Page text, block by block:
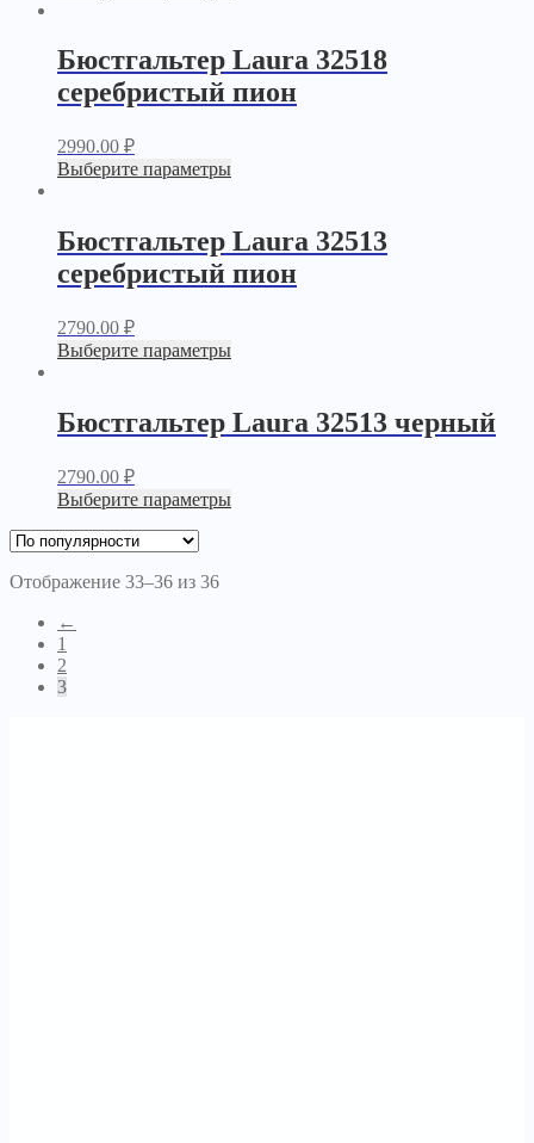
Бюстгальтер Laura 32518
серебристый пион
2990.00 ₽
Выберите параметры
Бюстгальтер Laura 32513
серебристый пион
2790.00 ₽
Выберите параметры
Бюстгальтер Laura 32513 черный
2790.00 ₽
Выберите параметры
Отображение 33–36 из 36
←
1
2
3